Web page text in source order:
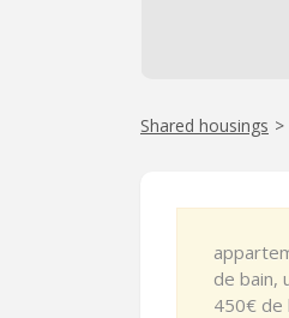
Shared housings >
de bain,
450€ de